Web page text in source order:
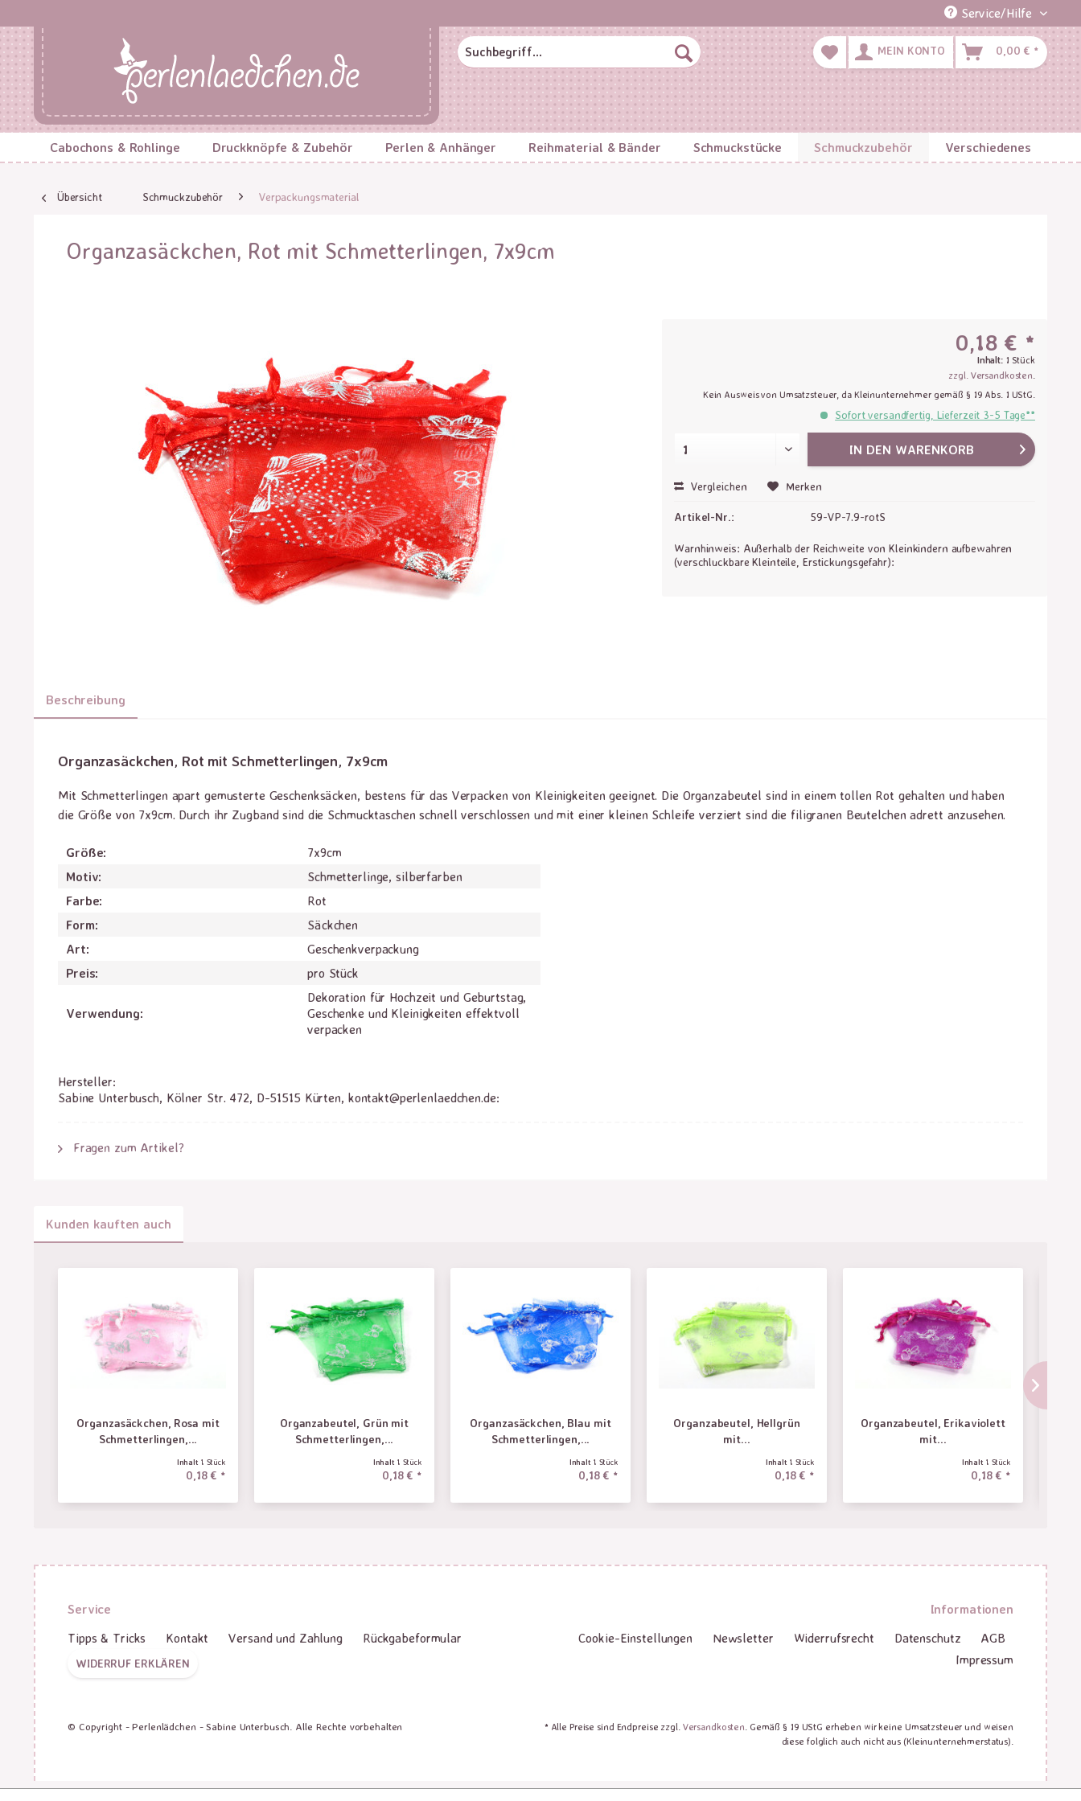
Service/Hilfe
MEIN KONTO 0,00 € *
Cabochons & Rohlinge Druckknöpfe & Zubehör Perlen & Anhänger Reihmaterial & Bänder Schmuckstücke Schmuckzubehör Verschiedenes
Übersicht Schmuckzubehör Verpackungsmaterial
Organzasäckchen, Rot mit Schmetterlingen, 7x9cm
0,18 € *
Inhalt: 1 Stück
zzgl. Versandkosten.
Kein Ausweis von Umsatzsteuer, da Kleinunternehmer gemäß § 19 Abs. 1 UStG.
Sofort versandfertig, Lieferzeit 3-5 Tage**
IN DEN WARENKORB
Vergleichen Merken
Artikel-Nr.: 59-VP-7.9-rotS
Warnhinweis: Außerhalb der Reichweite von Kleinkindern aufbewahren
(verschluckbare Kleinteile, Erstickungsgefahr):
Beschreibung
Organzasäckchen, Rot mit Schmetterlingen, 7x9cm
Mit Schmetterlingen apart gemusterte Geschenksäcken, bestens für das Verpacken von Kleinigkeiten geeignet. Die Organzabeutel sind in einem tollen Rot gehalten und haben
die Größe von 7x9cm. Durch ihr Zugband sind die Schmucktaschen schnell verschlossen und mit einer kleinen Schleife verziert sind die filigranen Beutelchen adrett anzusehen.
Größe:
7x9cm
Motiv:
Schmetterlinge, silberfarben
Farbe:
Rot
Form:
Säckchen
Art:
Geschenkverpackung
Preis:
pro Stück
Verwendung:
Dekoration für Hochzeit und Geburtstag,
Geschenke und Kleinigkeiten effektvoll
verpacken
Hersteller:
Sabine Unterbusch, Kölner Str. 472, D-51515 Kürten, kontakt@perlenlaedchen.de:
Fragen zum Artikel?
Kunden kauften auch
Organzasäckchen, Rosa mit
Schmetterlingen,...
Inhalt 1 Stück
0,18 € *
Organzabeutel, Grün mit
Schmetterlingen,...
Inhalt 1 Stück
0,18 € *
Organzasäckchen, Blau mit
Schmetterlingen,...
Inhalt 1 Stück
0,18 € *
Organzabeutel, Hellgrün
mit...
Inhalt 1 Stück
0,18 € *
Organzabeutel, Erikaviolett
mit...
Inhalt 1 Stück
0,18 € *
Service
Tipps & Tricks
Kontakt Versand und Zahlung Rückgabeformular
WIDERRUF ERKLÄREN
Informationen
Cookie-Einstellungen
Newsletter Widerrufsrecht Datenschutz
AGB
Impressum
* Alle Preise sind Endpreise zzgl. Versandkosten. Gemäß § 19 UStG erheben wir keine Umsatzsteuer und weisen
diese folglich auch nicht aus (Kleinunternehmerstatus).
© Copyright - Perlenlädchen - Sabine Unterbusch. Alle Rechte vorbehalten